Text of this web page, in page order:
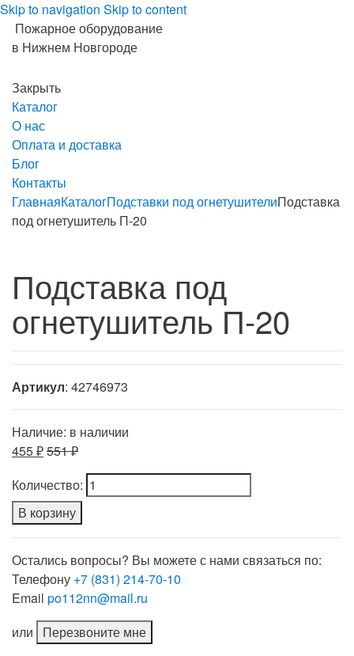
Skip to navigation Skip to content
Пожарное оборудование
в Нижнем Новгороде
Закрыть
Каталог
О нас
Оплата и доставка
Блог
Контакты
ГлавнаяКаталогПодставки под огнетушителиПодставка
под огнетушитель П-20
Подставка под
огнетушитель П-20
Артикул: 42746973
Наличие: в наличии
455 ₽551 ₽
Количество:
В корзину
Остались вопросы? Вы можете с нами связаться по:
Телефону +7 (831) 214-70-10
Email po112nn@mail.ru
или
Перезвоните мне